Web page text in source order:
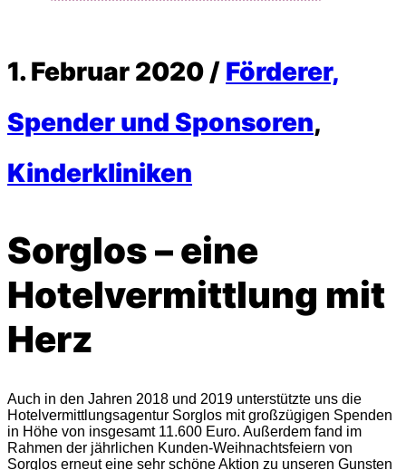
1. Februar 2020 / Förderer,
Spender und Sponsoren,
Kinderkliniken
Sorglos – eine
Hotelvermittlung mit
Herz
Auch in den Jahren 2018 und 2019 unterstützte uns die
Hotelvermittlungsagentur Sorglos mit großzügigen Spenden
in Höhe von insgesamt 11.600 Euro. Außerdem fand im
Rahmen der jährlichen Kunden-Weihnachtsfeiern von
Sorglos erneut eine sehr schöne Aktion zu unseren Gunsten